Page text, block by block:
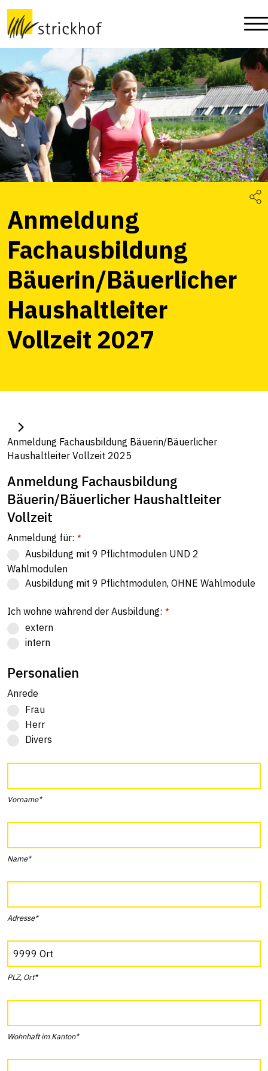
Anmeldung
Fachausbildung
Bäuerin/Bäuerlicher
Haushaltleiter
Vollzeit 2027
Anmeldung Fachausbildung Bäuerin/Bäuerlicher
Haushaltleiter Vollzeit 2025
Anmeldung Fachausbildung
Bäuerin/Bäuerlicher Haushaltleiter
Vollzeit
Anmeldung für: *
Ausbildung mit 9 Pflichtmodulen UND 2
Wahlmodulen
Ausbildung mit 9 Pflichtmodulen, OHNE Wahlmodule
Ich wohne während der Ausbildung: *
extern
intern
Personalien
Anrede
Frau
Herr
Divers
Vorname*
Name*
Adresse*
PLZ, Ort*
Wohnhaft im Kanton*